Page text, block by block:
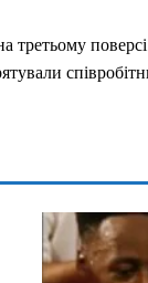
третьому